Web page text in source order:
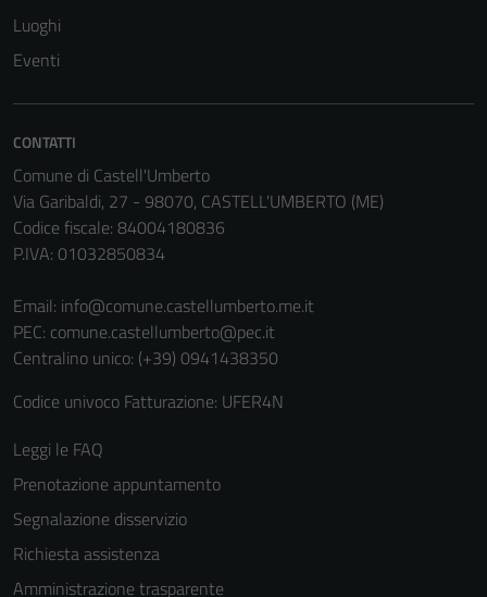
Luoghi
Eventi
CONTATTI
Comune di Castell'Umberto
Via Garibaldi, 27 - 98070, CASTELL'UMBERTO (ME)
Codice fiscale: 84004180836
P.IVA: 01032850834
Email: info@comune.castellumberto.me.it
PEC: comune.castellumberto@pec.it
Centralino unico: (+39) 0941438350
Codice univoco Fatturazione: UFER4N
Leggi le FAQ
Prenotazione appuntamento
Segnalazione disservizio
Richiesta assistenza
Amministrazione trasparente
Questi cookie